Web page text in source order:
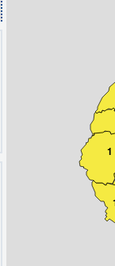
1